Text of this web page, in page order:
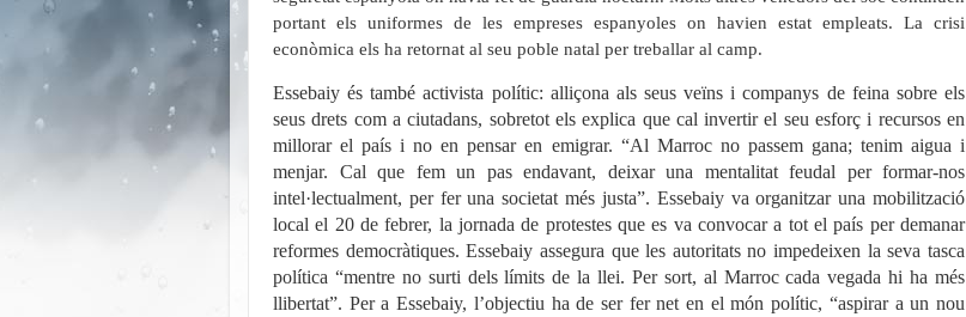
portant els uniformes de les empreses espanyoles on havien estat empleats. La crisi
econòmica els ha retornat al seu poble natal per treballar al camp.
Essebaiy és també activista polític: alliçona als seus veïns i companys de feina sobre els
seus drets com a ciutadans, sobretot els explica que cal invertir el seu esforç i recursos en
millorar el país i no en pensar en emigrar. “Al Marroc no passem gana; tenim aigua i
menjar. Cal que fem un pas endavant, deixar una mentalitat feudal per formar-nos
intel·lectualment, per fer una societat més justa”. Essebaiy va organitzar una mobilització
local el 20 de febrer, la jornada de protestes que es va convocar a tot el país per demanar
reformes democràtiques. Essebaiy assegura que les autoritats no impedeixen la seva tasca
política “mentre no surti dels límits de la llei. Per sort, al Marroc cada vegada hi ha més
llibertat”. Per a Essebaiy, l’objectiu ha de ser fer net en el món polític, “aspirar a un nou